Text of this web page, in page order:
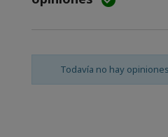
Todavía no hay